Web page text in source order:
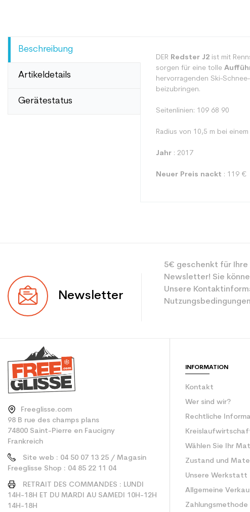
Beschreibung
Artikeldetails
Gerätestatus
DER Redster J2ist mit
sorgen für eine tolle
hervorragenden Ski-
beizubringen.
Seitenlinien: 109 68 90
Radius von 10,5 m bei
Jahr: 2017
Neuer Preis nackt : 119 €
Benutzer
Ebene
Newsletter
5€ geschenkt für Ihre
Newsletter! Sie
Unsere
Freeglisse.com
98 B rue des champs plans
74800 Saint-Pierre en Faucigny
Frankreich
Site web : 04 50 07 13 25 / Magasin
Freeglisse Shop : 04 85 22 11 04
RETRAIT DES COMMANDES : LUNDI
14H-18H ET DU MARDI AU SAMEDI 10H-12H
14H-18H
INFORMATION
Kontakt
Wer sind wir?
Rechtliche
Wählen Sie Ihr
Zustand und
Unsere Werkstatt
Allgemeine
Zahlungsmethode